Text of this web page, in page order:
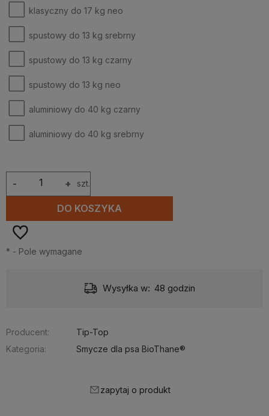
klasyczny do 17 kg neo
spustowy do 13 kg srebrny
spustowy do 13 kg czarny
spustowy do 13 kg neo
aluminiowy do 40 kg czarny
aluminiowy do 40 kg srebrny
+
- szt.
DO KOSZYKA
* - Pole wymagane
Wysyłka w: 48 godzin
Producent:
Tip-Top
Kategoria:
Smycze dla psa BioThane®
zapytaj o produkt